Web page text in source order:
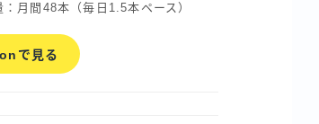
月間48本（毎日1.5本ペース）
で見る